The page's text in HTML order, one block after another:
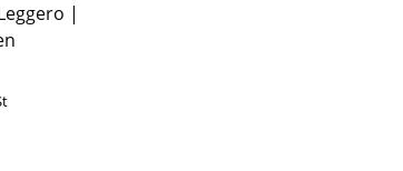
|